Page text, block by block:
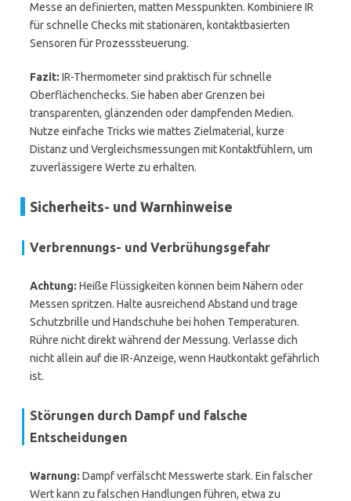
Messe an definierten, matten Messpunkten. Kombiniere IR
für schnelle Checks mit stationären, kontaktbasierten
Sensoren für Prozesssteuerung.
Fazit: IR-Thermometer sind praktisch für schnelle
Oberflächenchecks. Sie haben aber Grenzen bei
transparenten, glänzenden oder dampfenden Medien.
Nutze einfache Tricks wie mattes Zielmaterial, kurze
Distanz und Vergleichsmessungen mit Kontaktfühlern, um
zuverlässigere Werte zu erhalten.
Sicherheits- und Warnhinweise
Verbrennungs- und Verbrühungsgefahr
Achtung: Heiße Flüssigkeiten können beim Nähern oder
Messen spritzen. Halte ausreichend Abstand und trage
Schutzbrille und Handschuhe bei hohen Temperaturen.
Rühre nicht direkt während der Messung. Verlasse dich
nicht allein auf die IR-Anzeige, wenn Hautkontakt gefährlich
ist.
Störungen durch Dampf und falsche
Entscheidungen
Warnung: Dampf verfälscht Messwerte stark. Ein falscher
Wert kann zu falschen Handlungen führen, etwa zu